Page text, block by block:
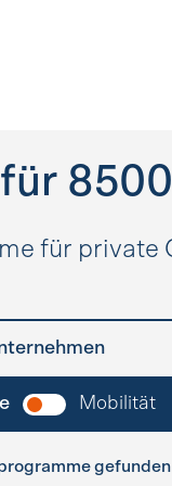
8500
für private
Mobilität
gefunden